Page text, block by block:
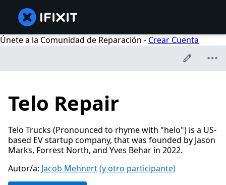
Únete a la Comunidad de Reparación - Crear Cuenta
Telo Repair
Telo Trucks (Pronounced to rhyme with "helo") is a US-
based EV startup company, that was founded by Jason
Marks, Forrest North, and Yves Behar in 2022.
Autor/a: Jacob Mehnert(y otro participante)